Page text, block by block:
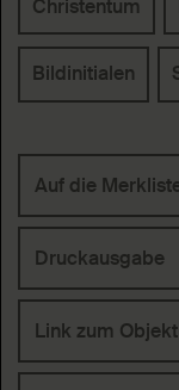
Christentum
Bildinitialen
Auf die
Druckausgabe
Link zum